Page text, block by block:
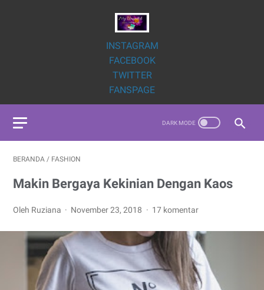
INSTAGRAM
FACEBOOK
TWITTER
FANSPAGE
BERANDA / FASHION
Makin Bergaya Kekinian Dengan Kaos
Oleh Ruziana November 23, 2018 17 komentar